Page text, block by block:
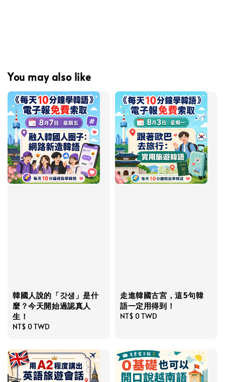
You may also like
韓國人說的「갓생」是什
麼？今天開始過認真人
生！
Regular
NT$ 0 TWD
走進韓國古宮，這5句韓
語一定用得到！
Regular
NT$ 0 TWD